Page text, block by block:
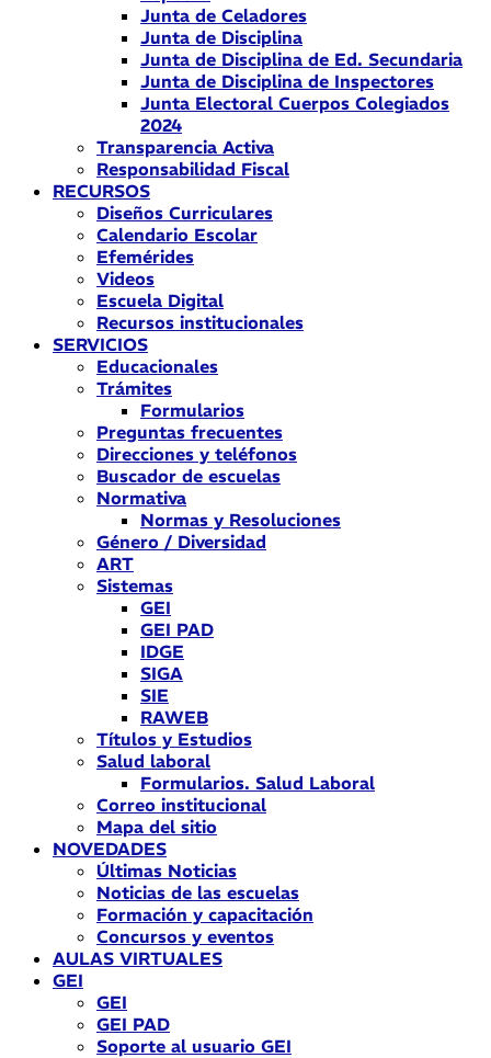
Junta de Celadores
Junta de Disciplina
Junta de Disciplina de Ed. Secundaria
Junta de Disciplina de Inspectores
Junta Electoral Cuerpos Colegiados
2024
Transparencia Activa
Responsabilidad Fiscal
RECURSOS
Diseños Curriculares
Calendario Escolar
Efemérides
Videos
Escuela Digital
Recursos institucionales
SERVICIOS
Educacionales
Trámites
Formularios
Preguntas frecuentes
Direcciones y teléfonos
Buscador de escuelas
Normativa
Normas y Resoluciones
Género / Diversidad
ART
Sistemas
GEI
GEI PAD
IDGE
SIGA
SIE
RAWEB
Títulos y Estudios
Salud laboral
Formularios. Salud Laboral
Correo institucional
Mapa del sitio
NOVEDADES
Últimas Noticias
Noticias de las escuelas
Formación y capacitación
Concursos y eventos
AULAS VIRTUALES
GEI
GEI
GEI PAD
Soporte al usuario GEI